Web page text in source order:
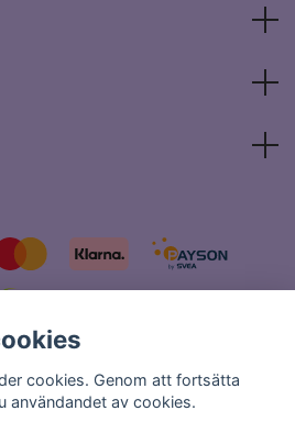
cookies. Genom att fortsätta
användandet av cookies.